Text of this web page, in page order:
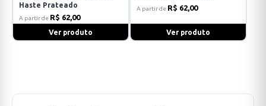
Haste Prateado
A partir de R$ 62,00
Ver produto
A partir de R$ 62,00
Ver produto